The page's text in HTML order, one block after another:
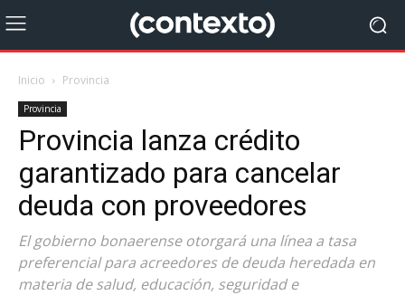
Inicio Provincia
Provincia
Provincia lanza crédito
garantizado para cancelar
deuda con proveedores
El gobierno bonaerense otorgará una línea a tasa
preferencial para acreedores de deuda heredada en
materia de salud, educación, seguridad e